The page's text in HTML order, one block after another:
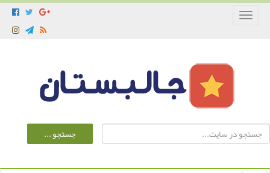
Toggle